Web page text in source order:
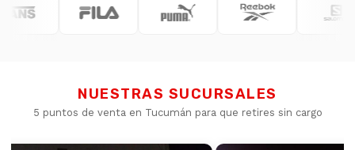
NUESTRAS SUCURSALES
5 puntos de venta en Tucumán para que retires sin cargo